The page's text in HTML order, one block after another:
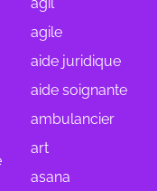
agil
agile
aide juridique
aide soignante
ambulancier
art
asana